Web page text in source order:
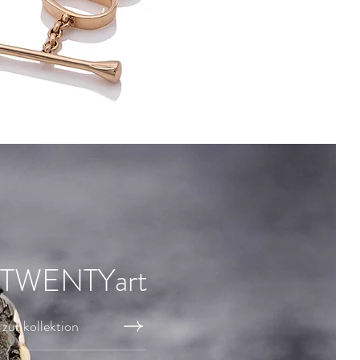
TWENTYart
zur kollektion